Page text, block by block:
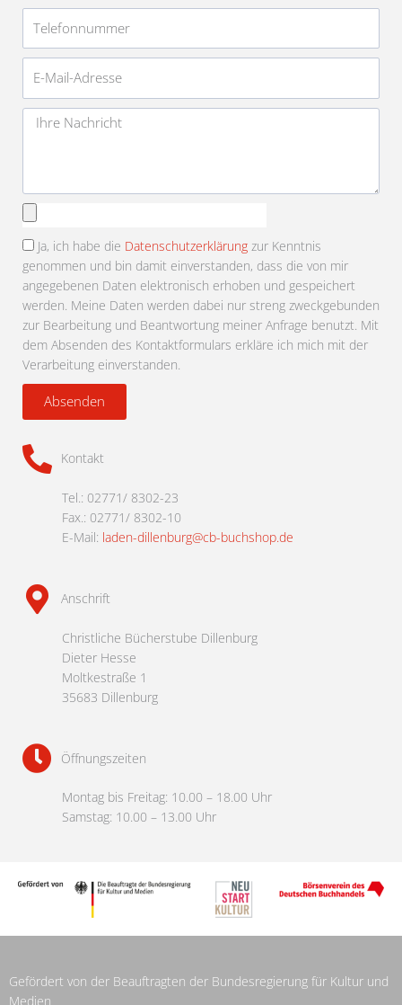
Mail-
Adresse
Nachricht
Anhang
Ja, ich habe die Datenschutzerklärung zur Kenntnis
genommen und bin damit einverstanden, dass die von mir
angegebenen Daten elektronisch erhoben und gespeichert
werden. Meine Daten werden dabei nur streng zweckgebunden
zur Bearbeitung und Beantwortung meiner Anfrage benutzt. Mit
dem Absenden des Kontaktformulars erkläre ich mich mit der
Verarbeitung einverstanden.
Absenden
Kontakt
Tel.: 02771/ 8302-23
Fax.: 02771/ 8302-10
E-Mail: laden-dillenburg@cb-buchshop.de
Anschrift
Christliche Bücherstube Dillenburg
Dieter Hesse
Moltkestraße 1
35683 Dillenburg
Öffnungszeiten
Montag bis Freitag: 10.00 – 18.00 Uhr
Samstag: 10.00 – 13.00 Uhr
Gefördert von der Beauftragten der Bundesregierung für Kultur und
Medien